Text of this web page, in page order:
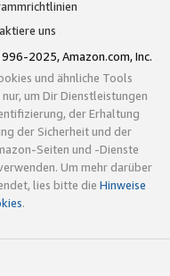
uns
2025, Amazon.com, Inc.
und ähnliche Tools
um Dir Dienstleistungen
der Erhaltung
der Sicherheit und der
Seiten und -Dienste
Um mehr darüber
lies bitte die Hinweise
.